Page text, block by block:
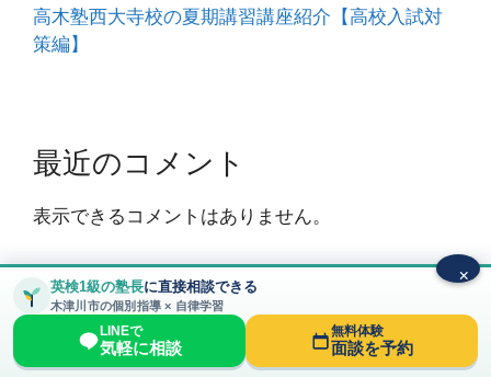
高木塾西大寺校の夏期講習講座紹介【高校入試対
策編】
最近のコメント
表示できるコメントはありません。
© 2026 高木塾〜大和西大寺校～ 大和西大寺駅から徒歩
5分 圧倒的な質の個別指導塾 • Built with
GeneratePress
×
英検1級の塾長に直接相談できる
木津川市の個別指導 × 自律学習
LINEで
気軽に相談
無料体験
面談を予約